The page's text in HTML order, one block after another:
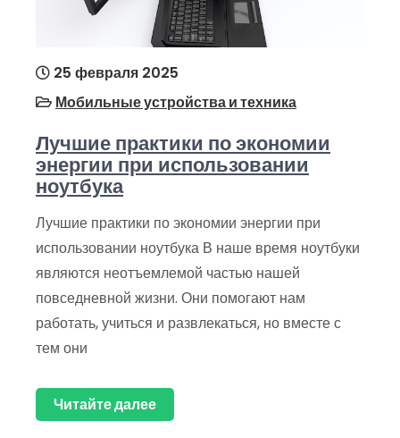
25 февраля 2025
Мобильные устройства и техника
Лучшие практики по экономии
энергии при использовании
ноутбука
Лучшие практики по экономии энергии при
использовании ноутбука В наше время ноутбуки
являются неотъемлемой частью нашей
повседневной жизни. Они помогают нам
работать, учиться и развлекаться, но вместе с
тем они
Читайте далее